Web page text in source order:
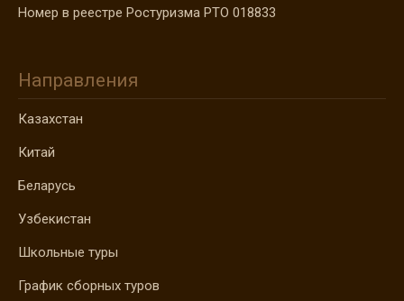
Номер в реестре Ростуризма РТО 018833
Направления
Казахстан
Китай
Беларусь
Узбекистан
Школьные туры
График сборных туров